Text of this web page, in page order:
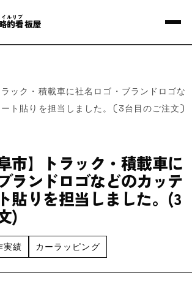
ルリブ
的看板屋
ラック・積載車に社名ロゴ・ブランドロゴな
ト貼りを担当しました。(3台目のご注文)
市】トラック・積載車に
ランドロゴなどのカッテ
貼りを担当しました。(3
)
実績 カーラッピング